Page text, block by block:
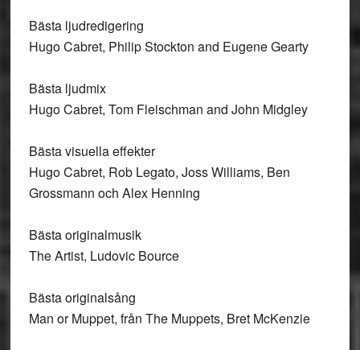
Bästa ljudredigering
Hugo Cabret, Philip Stockton and Eugene Gearty
Bästa ljudmix
Hugo Cabret, Tom Fleischman and John Midgley
Bästa visuella effekter
Hugo Cabret, Rob Legato, Joss Williams, Ben
Grossmann och Alex Henning
Bästa originalmusik
The Artist, Ludovic Bource
Bästa originalsång
Man or Muppet, från The Muppets, Bret McKenzie